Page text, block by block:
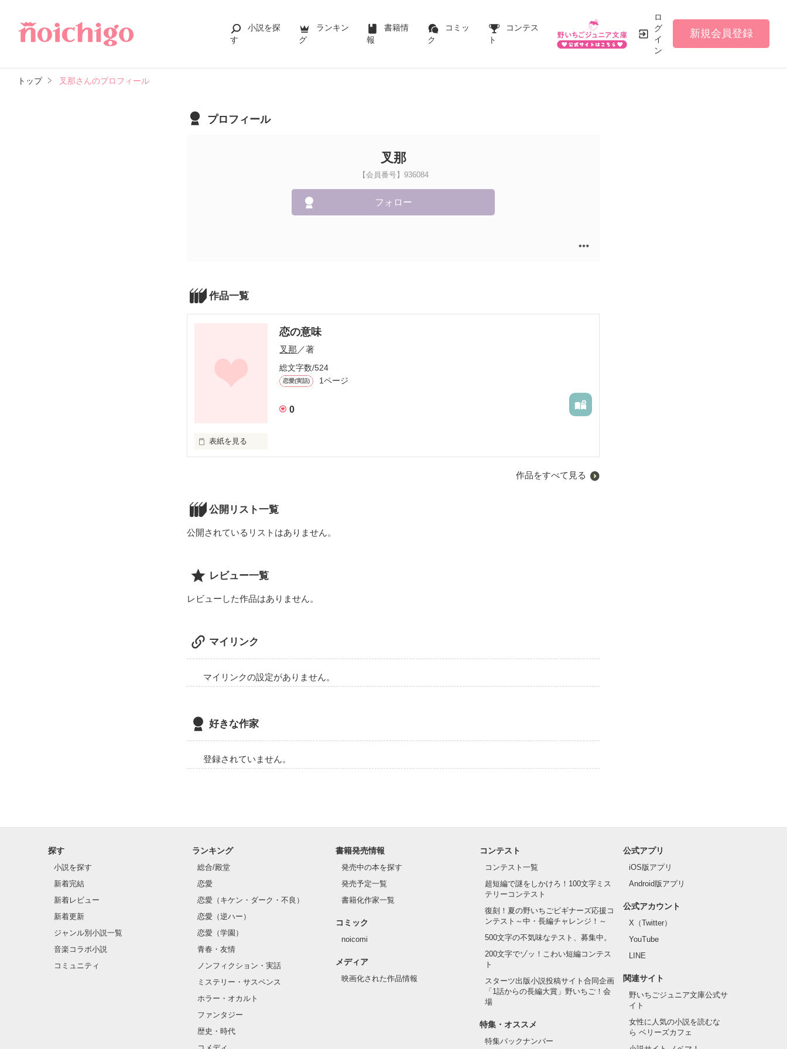
小説を探
す
ランキン
グ
書籍情
報
コミッ
ク
コンテス
ト
ロ
グ
イ
ン
新規会員登録
トップ 叉那さんのプロフィール
プロフィール
叉那
【会員番号】936084
フォロー
作品一覧
恋の意味
叉那／著
総文字数/524
恋愛(実話) 1ページ
0
表紙を見る
作品をすべて見る
公開リスト一覧
公開されているリストはありません。
レビュー一覧
レビューした作品はありません。
マイリンク
マイリンクの設定がありません。
好きな作家
登録されていません。
探す
小説を探す
新着完結
新着レビュー
新着更新
ジャンル別小説一覧
音楽コラボ小説
コミュニティ
ランキング
総合/殿堂
恋愛
恋愛（キケン・ダーク・不良）
恋愛（逆ハー）
恋愛（学園）
青春・友情
ノンフィクション・実話
ミステリー・サスペンス
ホラー・オカルト
ファンタジー
歴史・時代
書籍発売情報
発売中の本を探す
発売予定一覧
書籍化作家一覧
コミック
noicomi
メディア
映画化された作品情報
コンテスト
コンテスト一覧
超短編で謎をしかけろ！100文字ミス
テリーコンテスト
復刻！夏の野いちごビギナーズ応援コ
ンテスト～中・長編チャレンジ！～
500文字の不気味なテスト、募集中。
200文字でゾッ！こわい短編コンテス
ト
スターツ出版小説投稿サイト合同企画
「1話からの長編大賞」野いちご！会
場
特集・オススメ
特集バックナンバー
公式アプリ
iOS版アプリ
Android版アプリ
公式アカウント
X（Twitter）
YouTube
LINE
関連サイト
野いちごジュニア文庫公式サ
イト
女性に人気の小説を読むな
ら ベリーズカフェ